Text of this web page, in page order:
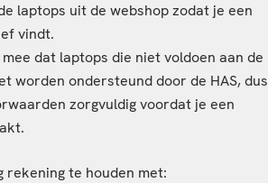
laptops uit de webshop zodat je een
vindt.
dat laptops die niet voldoen aan de
worden ondersteund door de HAS, dus
zorgvuldig voordat je een
rekening te houden met: